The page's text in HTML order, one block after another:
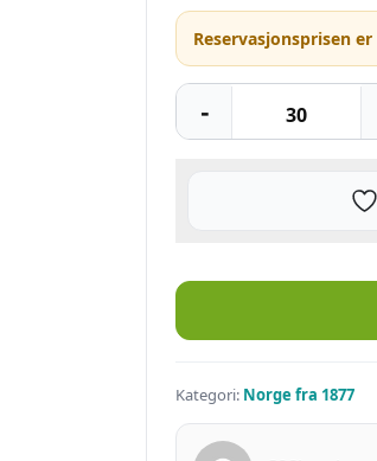
Reservasjonsprisen
2 Kr seddel 1944 D antall
Kategori: Norge fra 1877